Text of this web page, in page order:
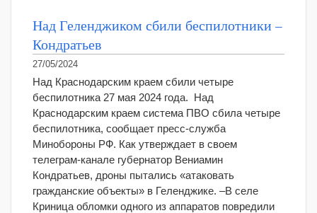
Над Геленджиком сбили беспилотники –
Кондратьев
27/05/2024
Над Краснодарским краем сбили четыре
беспилотника 27 мая 2024 года. Над
Краснодарским краем система ПВО сбила четыре
беспилотника, сообщает пресс-служба
Минобороны РФ. Как утверждает в своем
телеграм-канале губернатор Вениамин
Кондратьев, дроны пытались «атаковать
гражданские объекты» в Геленджике. –В селе
Криница обломки одного из аппаратов повредили